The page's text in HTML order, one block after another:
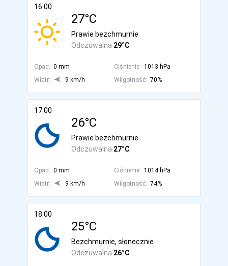
16:00
27°C
Odczuwalna 29°C
Prawie bezchmurnie
Opad: 0 mm Ciśnienie: 1013 hPa
Wiatr:
9 km/h Wilgotność: 70%
17:00
26°C
Odczuwalna 27°C
Prawie bezchmurnie
Opad: 0 mm Ciśnienie: 1014 hPa
Wiatr:
9 km/h Wilgotność: 74%
18:00
25°C
Odczuwalna 26°C
Bezchmurnie, słonecznie